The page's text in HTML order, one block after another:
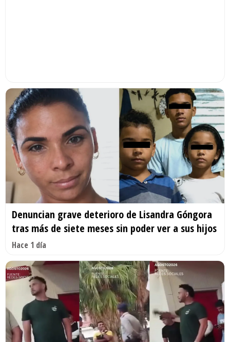
Denuncian grave deterioro de Lisandra Góngora
tras más de siete meses sin poder ver a sus hijos
Hace 1 día